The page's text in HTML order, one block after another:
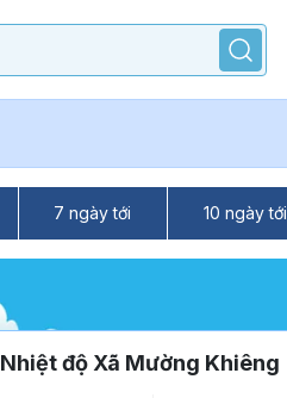
7 ngày tới 10 ngày tới
Nhiệt độ Xã Mường Khiêng